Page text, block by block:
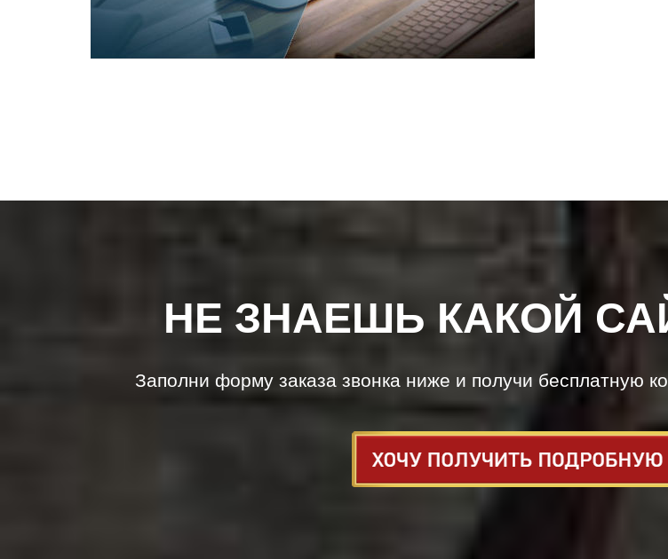
НЕ ЗНАЕШЬ КАКОЙ
Заполни форму заказа звонка ниже и получи бесплатную